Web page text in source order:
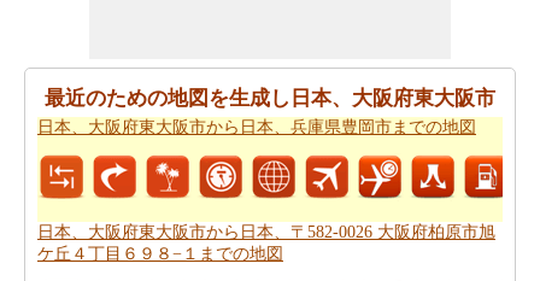
の途中でポイントを与えマップたいですか。日本、大阪
府東大阪市から日本、滋賀県彦根市までの道路ルートプ
あなたは旅行のための旅行費用計算機を探しています
か。あなたは日本、大阪府東大阪市から日本、滋賀県彦
根市までの旅行の費用を見つけることができます。
最近のための地図を生成し日本、大阪府東大阪市
日本、大阪府東大阪市から日本、兵庫県豊岡市までの地図
日本、大阪府東大阪市から日本、〒582-0026 大阪府柏原市旭
ケ丘４丁目６９８−１までの地図